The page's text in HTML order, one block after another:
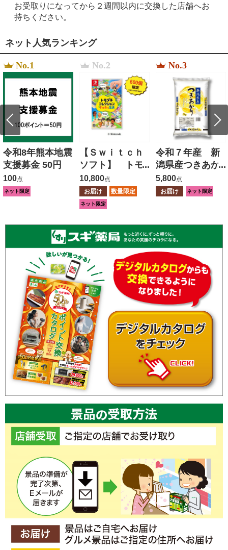
お受取りになってから２週間以内に交換した店舗へお
持ちください。
ネット人気ランキング
No.1
令和8年熊本地震
支援募金 50円
100点
ネット限定
No.2
【Ｓｗｉｔｃｈ
ソフト】 トモ
ダチコレクショ
ン わくわく生
活
10,800点
お届け
数量限定
ネット限定
No.3
令和７年産 新
潟県産つきあか
り ５ｋｇ
5,800点
お届け
ネット限定